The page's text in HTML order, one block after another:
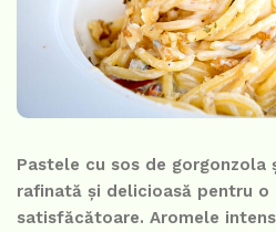
Pastele cu sos de gorgonzola
rafinată și delicioasă pentru o
satisfăcătoare. Aromele